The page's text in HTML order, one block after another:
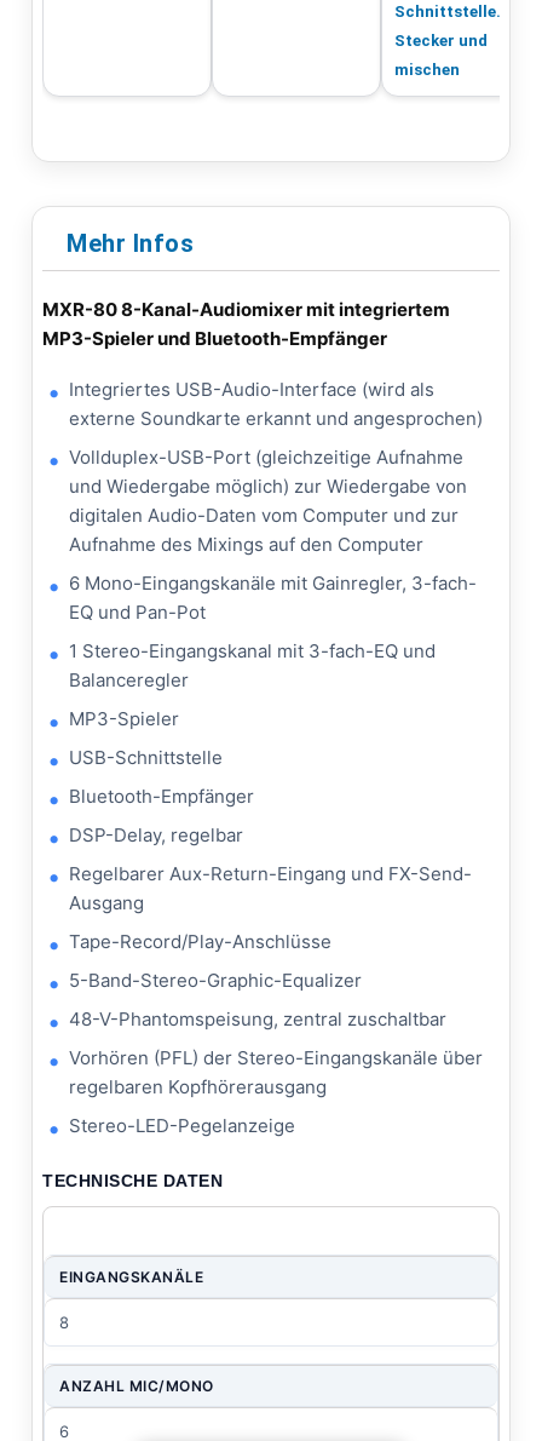
Schnittstelle.
Stecker und
mischen
Mehr Infos
MXR-80 8-Kanal-Audiomixer mit integriertem
MP3-Spieler und Bluetooth-Empfänger
Integriertes USB-Audio-Interface (wird als
externe Soundkarte erkannt und angesprochen)
Vollduplex-USB-Port (gleichzeitige Aufnahme
und Wiedergabe möglich) zur Wiedergabe von
digitalen Audio-Daten vom Computer und zur
Aufnahme des Mixings auf den Computer
6 Mono-Eingangskanäle mit Gainregler, 3-fach-
EQ und Pan-Pot
1 Stereo-Eingangskanal mit 3-fach-EQ und
Balanceregler
MP3-Spieler
USB-Schnittstelle
Bluetooth-Empfänger
DSP-Delay, regelbar
Regelbarer Aux-Return-Eingang und FX-Send-
Ausgang
Tape-Record/Play-Anschlüsse
5-Band-Stereo-Graphic-Equalizer
48-V-Phantomspeisung, zentral zuschaltbar
Vorhören (PFL) der Stereo-Eingangskanäle über
regelbaren Kopfhörerausgang
Stereo-LED-Pegelanzeige
TECHNISCHE DATEN
EINGANGSKANÄLE
8
ANZAHL MIC/MONO
6